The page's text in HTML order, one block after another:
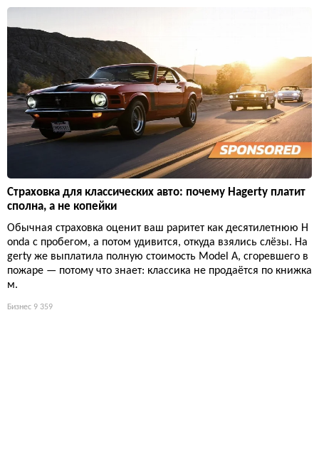
Страховка для классических авто: почему Hagerty платит
сполна, а не копейки
Обычная страховка оценит ваш раритет как десятилетнюю H
onda с пробегом, а потом удивится, откуда взялись слёзы. Ha
gerty же выплатила полную стоимость Model A, сгоревшего в
пожаре — потому что знает: классика не продаётся по книжка
м.
Бизнес 9 359